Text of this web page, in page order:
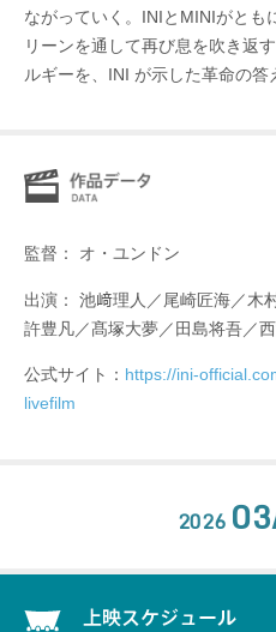
ながっていく。INIとMINIがとも
リーンを通して再び息を吹き返
ルギーを、INI が示した革命の答
監督： オ・ユンドン
出演： 池﨑理人／尾崎匠海／木
許豊凡／髙塚大夢／田島将吾／
公式サイト： https://ini-
livefilm
2026